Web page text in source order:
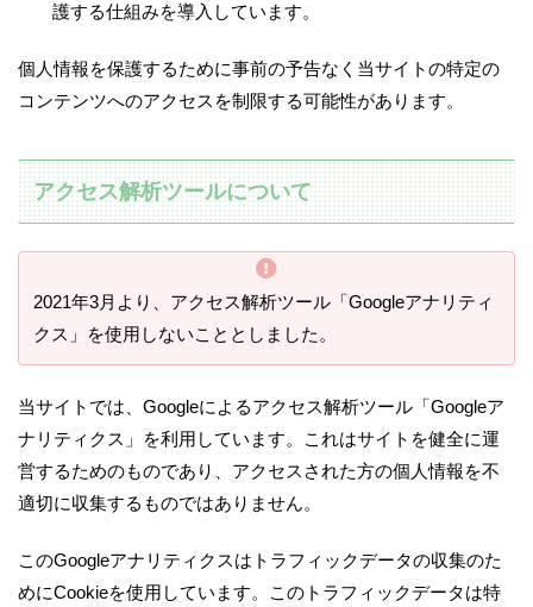
護する仕組みを導入しています。
個人情報を保護するために事前の予告なく当サイトの特定の
コンテンツへのアクセスを制限する可能性があります。
アクセス解析ツールについて
2021年3月より、アクセス解析ツール「Googleアナリティ
クス」を使用しないこととしました。
当サイトでは、Googleによるアクセス解析ツール「Googleア
ナリティクス」を利用しています。これはサイトを健全に運
営するためのものであり、アクセスされた方の個人情報を不
適切に収集するものではありません。
このGoogleアナリティクスはトラフィックデータの収集のた
めにCookieを使用しています。このトラフィックデータは特